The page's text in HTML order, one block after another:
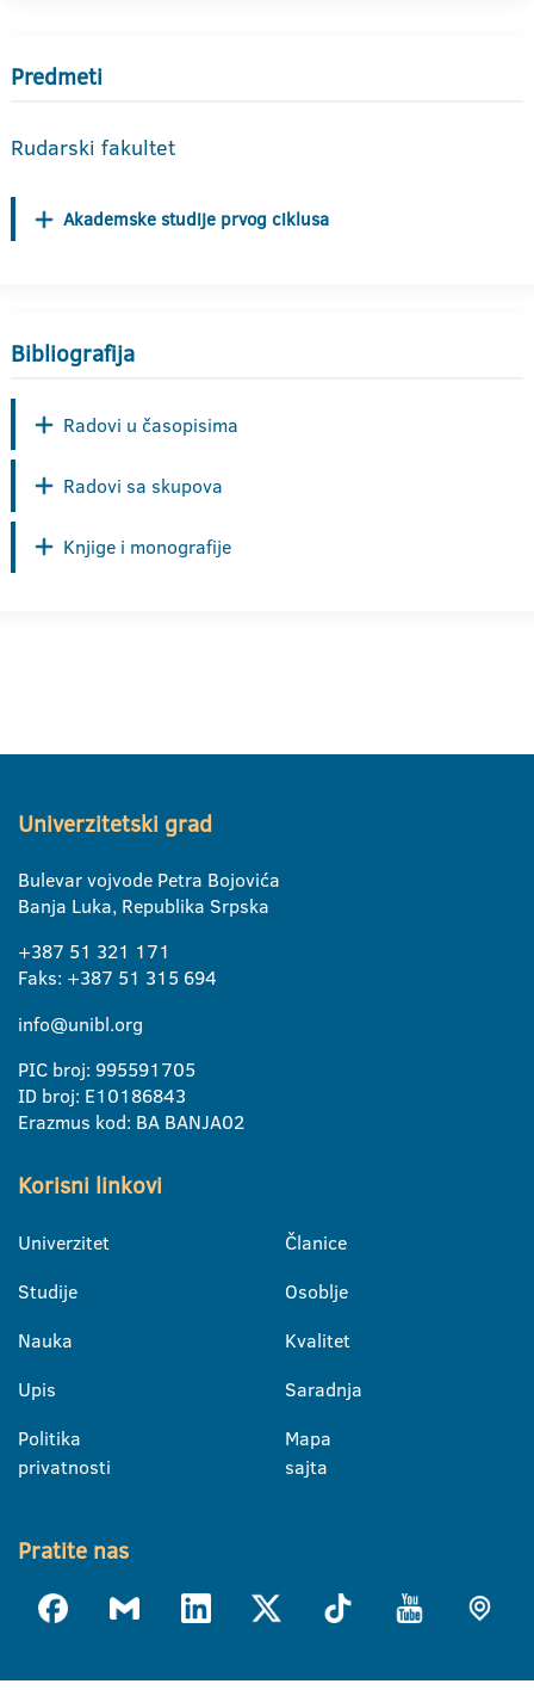
Predmeti
Rudarski fakultet
Akademske studije prvog ciklusa
Bibliografija
Radovi u časopisima
Radovi sa skupova
Knjige i monografije
Univerzitetski grad
Bulevar vojvode Petra Bojovića
Banja Luka, Republika Srpska
+387 51 321 171
Faks: +387 51 315 694
info@unibl.org
PIC broj: 995591705
ID broj: E10186843
Erazmus kod: BA BANJA02
Korisni linkovi
Univerzitet
Studije
Nauka
Upis
Politika
privatnosti
Članice
Osoblje
Kvalitet
Saradnja
Mapa
sajta
Pratite nas